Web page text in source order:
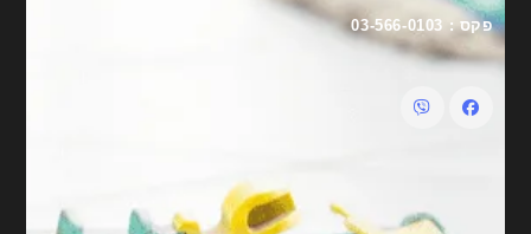
פקס : 03-566-0103